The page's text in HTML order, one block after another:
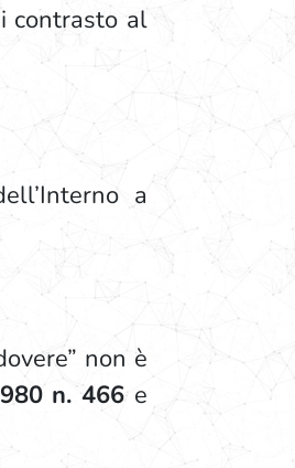
contrasto al
a
non è
n. 466e